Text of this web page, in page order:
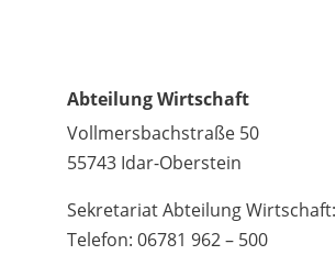
Abteilung Wirtschaft
Vollmersbachstraße 50
55743 Idar-Oberstein
Sekretariat Abteilung Wirtschaft:
Telefon: 06781 962 – 500